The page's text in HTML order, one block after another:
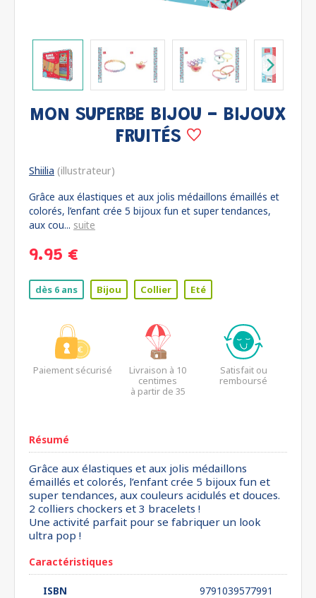
MON SUPERBE BIJOU - BIJOUX
FRUITÉS
Shiilia (illustrateur)
Grâce aux élastiques et aux jolis médaillons émaillés et
colorés, l’enfant crée 5 bijoux fun et super tendances,
aux cou... suite
9.95 €
dès 6 ans Bijou Collier Eté
Paiement sécurisé
Livraison à 10
centimes
à partir de 35
Satisfait ou
remboursé
Résumé
Grâce aux élastiques et aux jolis médaillons
émaillés et colorés, l’enfant crée 5 bijoux fun et
super tendances, aux couleurs acidulés et douces.
2 colliers chockers et 3 bracelets !
Une activité parfait pour se fabriquer un look
ultra pop !
Caractéristiques
ISBN
9791039577991